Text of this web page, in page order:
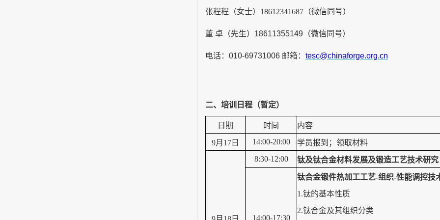
张程程（女士） 18612341687 （微信同 号）
董 卓（先生） 18611355149 （微信同 号）
电话：010-69731006 邮箱：tesc@chinaforge.org.cn
二、培训 日程 （暂定）
日期 时间 内容
9月17日 14:00-20:00 学员报到；领取材料
8:30-12:00 钛及钛合金材料发展及锻造工艺技术研究
14:00-17:30
钛合金锻件热加工工艺-组织-性能调控技
1.钛的基本性质
2.钛合金及其组织分类